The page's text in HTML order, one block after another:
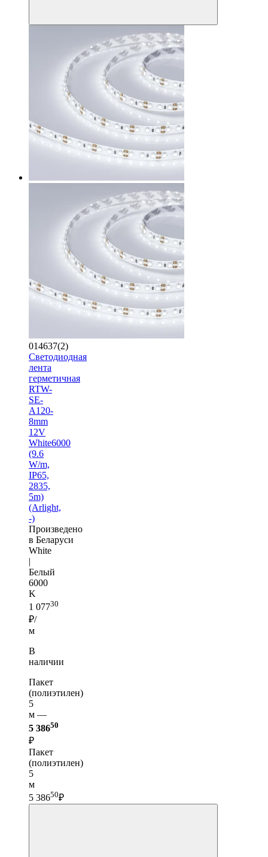
014637(2)
Светодиодная
лента
герметичная
RTW-
SE-
A120-
8mm
12V
White6000
(9.6
W/m,
IP65,
2835,
5m)
(Arlight,
-)
Произведено
в Беларуси
White
|
Белый
6000
K
1 07730
₽/
м
В
наличии
Пакет
(полиэтилен)
5
м —
5 38650
₽
Пакет
(полиэтилен)
5
м
5 38650₽